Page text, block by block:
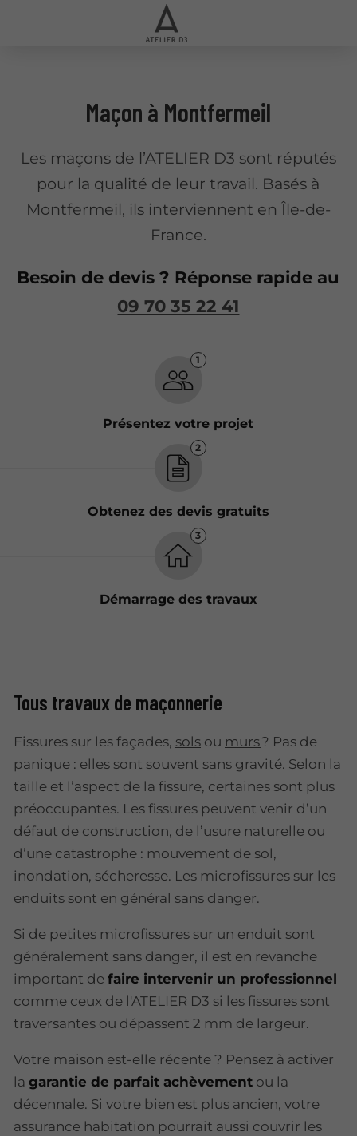
Maçon à Montfermeil
Les maçons de l’ATELIER D3 sont réputés
pour la qualité de leur travail. Basés à
Montfermeil, ils interviennent en Île-de-
France.
Besoin de devis ? Réponse rapide au
09 70 35 22 41
1
Présentez votre projet
2
Obtenez des devis gratuits
3
Démarrage des travaux
Tous travaux de maçonnerie
Fissures sur les façades, sols ou murs? Pas de
panique : elles sont souvent sans gravité. Selon la
taille et l’aspect de la fissure, certaines sont plus
préoccupantes. Les fissures peuvent venir d’un
défaut de construction, de l’usure naturelle ou
d’une catastrophe : mouvement de sol,
inondation, sécheresse. Les microfissures sur les
enduits sont en général sans danger.
Si de petites microfissures sur un enduit sont
généralement sans danger, il est en revanche
important de faire intervenir un professionnel
comme ceux de l'ATELIER D3 si les fissures sont
traversantes ou dépassent 2 mm de largeur.
Votre maison est-elle récente ? Pensez à activer
la garantie de parfait achèvement ou la
décennale. Si votre bien est plus ancien, votre
assurance habitation pourrait aussi couvrir les